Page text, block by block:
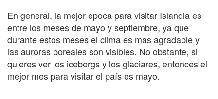
En general, la mejor época para visitar Islandia es
entre los meses de mayo y septiembre, ya que
durante estos meses el clima es más agradable y
las auroras boreales son visibles. No obstante, si
quieres ver los icebergs y los glaciares, entonces el
mejor mes para visitar el país es mayo.